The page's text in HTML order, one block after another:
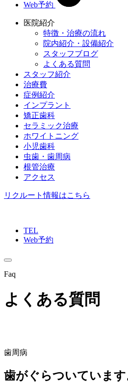
Web予約
医院紹介
特徴・治療の流れ
院内紹介・設備紹介
スタッフブログ
よくある質問
スタッフ紹介
治療費
症例紹介
インプラント
矯正歯科
セラミック治療
ホワイトニング
小児歯科
虫歯・歯周病
根管治療
アクセス
リクルート情報はこちら
TEL
Web予約
Faq
よくある質問
歯周病
歯がぐらついていま